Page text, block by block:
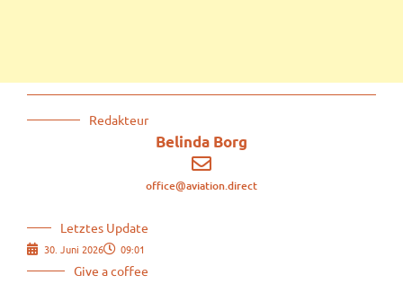
Redakteur
Belinda Borg
office@aviation.direct
Letztes Update
30. Juni 2026 09:01
Give a coffee